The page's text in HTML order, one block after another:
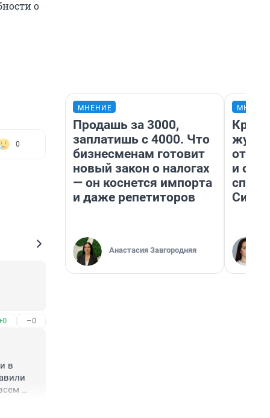
о
0
–0
в
МНЕНИЕ
Продашь за 3000,
заплатишь с 4000. Что
бизнесменам готовит
новый закон о налогах
— он коснется импорта
и даже репетиторов
Анастасия Завгородняя
и